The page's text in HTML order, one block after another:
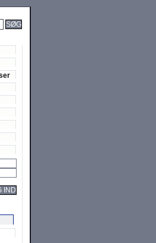
SØG
IND